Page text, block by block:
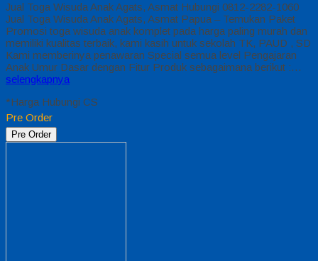
Jual Toga Wisuda Anak Agats, Asmat Hubungi 0812-2282-1060
Jual Toga Wisuda Anak Agats, Asmat Papua – Temukan Paket
Promosi toga wisuda anak komplet pada harga paling murah dan
memiliki kualitas terbaik, kami kasih untuk sekolah TK, PAUD , SD
Kami memberinya penawaran Special semua level Pengajaran
Anak Umur Dasar dengan Fitur Produk sebagaimana berikut :…
selengkapnya
*Harga Hubungi CS
Pre Order
Pre Order